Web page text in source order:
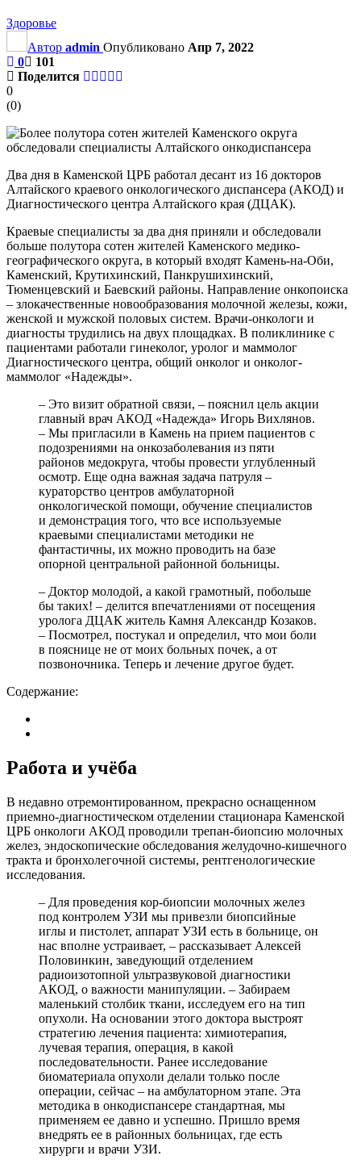
Здоровье
Автор admin Опубликовано Апр 7, 2022
0
101
Поделится
0
(0)
Два дня в Каменской ЦРБ работал десант из 16 докторов
Алтайского краевого онкологического диспансера (АКОД) и
Диагностического центра Алтайского края (ДЦАК).
Краевые специалисты за два дня приняли и обследовали
больше полутора сотен жителей Каменского медико-
географического округа, в который входят Камень-на-Оби,
Каменский, Крутихинский, Панкрушихинский,
Тюменцевский и Баевский районы. Направление онкопоиска
– злокачественные новообразования молочной железы, кожи,
женской и мужской половых систем. Врачи-онкологи и
диагносты трудились на двух площадках. В поликлинике с
пациентами работали гинеколог, уролог и маммолог
Диагностического центра, общий онколог и онколог-
маммолог «Надежды».
– Это визит обратной связи, – пояснил цель акции
главный врач АКОД «Надежда» Игорь Вихлянов.
– Мы пригласили в Камень на прием пациентов с
подозрениями на онкозаболевания из пяти
районов медокруга, чтобы провести углубленный
осмотр. Еще одна важная задача патруля –
кураторство центров амбулаторной
онкологической помощи, обучение специалистов
и демонстрация того, что все используемые
краевыми специалистами методики не
фантастичны, их можно проводить на базе
опорной центральной районной больницы.
– Доктор молодой, а какой грамотный, побольше
бы таких! – делится впечатлениями от посещения
уролога ДЦАК житель Камня Александр Козаков.
– Посмотрел, постукал и определил, что мои боли
в пояснице не от моих больных почек, а от
позвоночника. Теперь и лечение другое будет.
Содержание:
Работа и учёба
В недавно отремонтированном, прекрасно оснащенном
приемно-диагностическом отделении стационара Каменской
ЦРБ онкологи АКОД проводили трепан-биопсию молочных
желез, эндоскопические обследования желудочно-кишечного
тракта и бронхолегочной системы, рентгенологические
исследования.
– Для проведения кор-биопсии молочных желез
под контролем УЗИ мы привезли биопсийные
иглы и пистолет, аппарат УЗИ есть в больнице, он
нас вполне устраивает, – рассказывает Алексей
Половинкин, заведующий отделением
радиоизотопной ультразвуковой диагностики
АКОД, о важности манипуляции. – Забираем
маленький столбик ткани, исследуем его на тип
опухоли. На основании этого доктора выстроят
стратегию лечения пациента: химиотерапия,
лучевая терапия, операция, в какой
последовательности. Ранее исследование
биоматериала опухоли делали только после
операции, сейчас – на амбулаторном этапе. Эта
методика в онкодиспансере стандартная, мы
применяем ее давно и успешно. Пришло время
внедрять ее в районных больницах, где есть
хирурги и врачи УЗИ.